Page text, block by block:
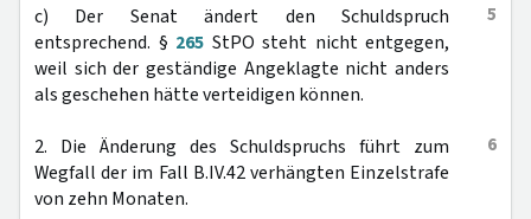
5
c) Der Senat ändert den Schuldspruch
entsprechend. § 265 StPO steht nicht entgegen,
weil sich der geständige Angeklagte nicht anders
als geschehen hätte verteidigen können.
6
2. Die Änderung des Schuldspruchs führt zum
Wegfall der im Fall B.IV.42 verhängten Einzelstrafe
von zehn Monaten.